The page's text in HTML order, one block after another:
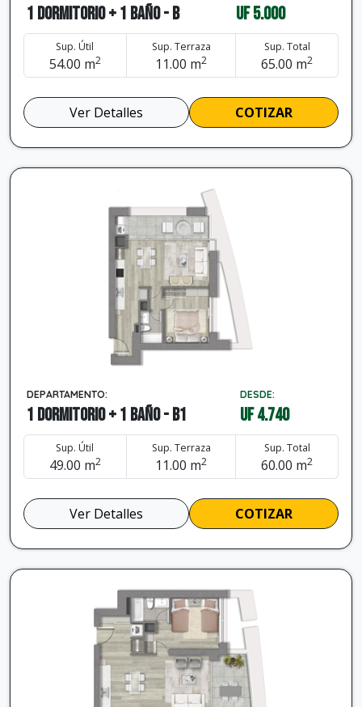
1 dormitorio + 1 baño - B UF 5.000
Sup. Útil
54.00 m2
Sup. Terraza
11.00 m2
Sup. Total
65.00 m2
Ver Detalles COTIZAR
DEPARTAMENTO:
1 dormitorio + 1 baño - B1
DESDE:
UF 4.740
Sup. Útil
49.00 m2
Sup. Terraza
11.00 m2
Sup. Total
60.00 m2
Ver Detalles COTIZAR